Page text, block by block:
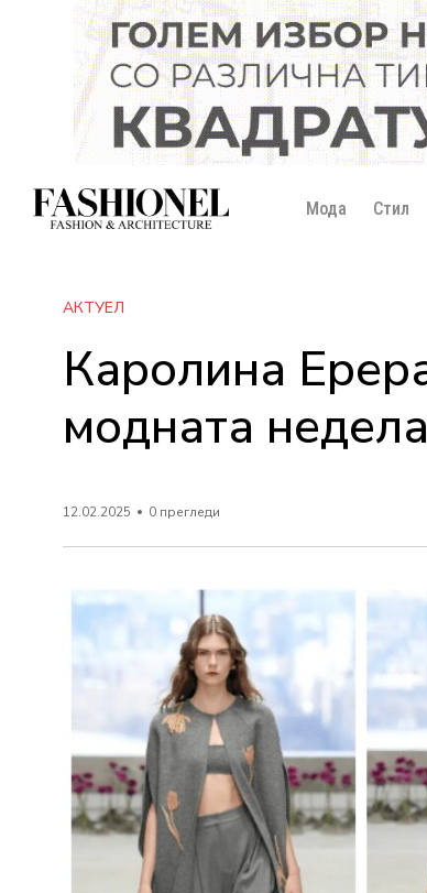
Мода Стил
АКТУЕЛ
Каролина
модната
12.02.2025 0 прегледи